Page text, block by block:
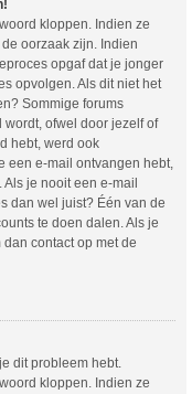
kloppen. Indien ze
oorzaak zijn. Indien
opgaf dat je jonger
opvolgen. Als dit niet het
Sommige forums
ofwel door jezelf of
hebt, werd ook
een e-mail ontvangen hebt,
je nooit een e-mail
dan wel juist? Één van de
te doen dalen. Als je
contact op met de
dit probleem hebt.
kloppen. Indien ze